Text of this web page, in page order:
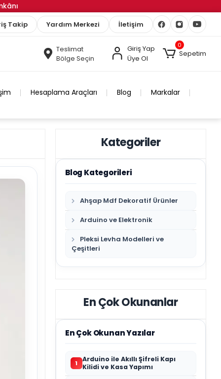
Takip Yardım Merkezi İletişim
Teslimat
Bölge Seçin
Giriş Yap
Üye Ol
0
Sepetim
Hesaplama Araçları Blog Markalar
Kategoriler
Blog Kategorileri
Ahşap Mdf Dekoratif Ürünler
Arduino ve Elektronik
Pleksi Levha Modelleri ve
Çeşitleri
En Çok Okunanlar
En Çok Okunan Yazılar
1
Arduino ile Akıllı Şifreli Kapı
Kilidi ve Kasa Yapımı